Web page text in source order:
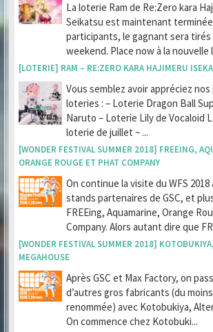
La loterie Ram de Re:Zero kara
Seikatsu est maintenant
participants, le gagnant sera tirés
weekend. Place now à la nouvelle
[LOTERIE] RAM – RE:ZERO KARA HAJIMERU
Vous semblez avoir appréciez
loteries : – Loterie Dragon Ball
Naruto – Loterie Lily de Vocaloid
loterie de juillet ~ ...
[WONDER FESTIVAL SUMMER 2018] FREEING,
ORANGE ROUGE ET PHAT COMPANY
On continue la visite du WFS
stands partenaires de GSC, et
FREEing, Aquamarine, Orange
Company. Alors autant dire que
[WONDER FESTIVAL SUMMER 2018]
MEGAHOUSE
Après GSC et Max Factory, on
d’autres gros fabricants (du
renommée) avec Kotobukiya,
On commence chez Kotobuki...